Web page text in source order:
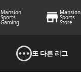
Mansion
Sports
Gaming
Mansion
Sports
Store
또 다른 리그